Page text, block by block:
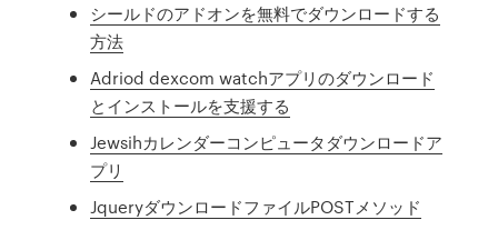
シールドのアドオンを無料でダウンロードする
方法
Adriod dexcom watchアプリのダウンロード
とインストールを支援する
Jewsihカレンダーコンピュータダウンロードア
プリ
JqueryダウンロードファイルPOSTメソッド